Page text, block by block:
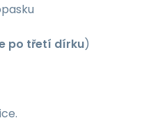
po třetí dírku)